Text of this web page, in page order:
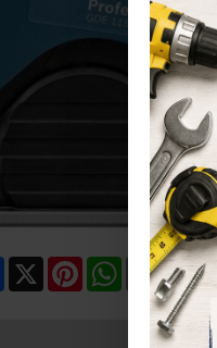
Facebook PinterestWhatsApp
Email